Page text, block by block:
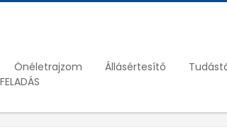
Önéletrajzom Állásértesítő